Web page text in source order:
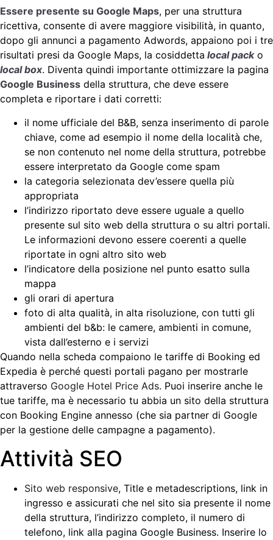
Essere presente su Google Maps, per una struttura
ricettiva, consente di avere maggiore visibilità, in quanto,
dopo gli annunci a pagamento Adwords, appaiono poi i tre
risultati presi da Google Maps, la cosiddetta local pack o
local box. Diventa quindi importante ottimizzare la pagina
Google Business della struttura, che deve essere
completa e riportare i dati corretti:
il nome ufficiale del B&B, senza inserimento di parole
chiave, come ad esempio il nome della località che,
se non contenuto nel nome della struttura, potrebbe
essere interpretato da Google come spam
la categoria selezionata dev’essere quella più
appropriata
l’indirizzo riportato deve essere uguale a quello
presente sul sito web della struttura o su altri portali.
Le informazioni devono essere coerenti a quelle
riportate in ogni altro sito web
l’indicatore della posizione nel punto esatto sulla
mappa
gli orari di apertura
foto di alta qualità, in alta risoluzione, con tutti gli
ambienti del b&b: le camere, ambienti in comune,
vista dall’esterno e i servizi
Quando nella scheda compaiono le tariffe di Booking ed
Expedia è perché questi portali pagano per mostrarle
attraverso Google Hotel Price Ads. Puoi inserire anche le
tue tariffe, ma è necessario tu abbia un sito della struttura
con Booking Engine annesso (che sia partner di Google
per la gestione delle campagne a pagamento).
Attività SEO
Sito web responsive, Title e metadescriptions, link in
ingresso e assicurati che nel sito sia presente il nome
della struttura, l’indirizzo completo, il numero di
telefono, link alla pagina Google Business. Inserire lo